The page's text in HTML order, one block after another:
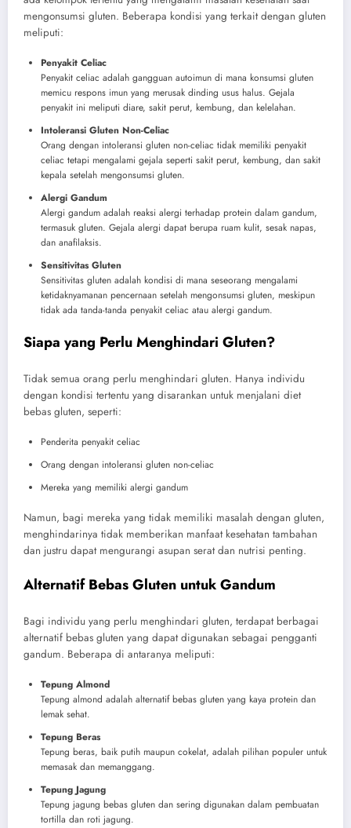
mengonsumsi gluten. Beberapa kondisi yang terkait dengan gluten
meliputi:
Penyakit Celiac
Penyakit celiac adalah gangguan autoimun di mana konsumsi gluten
memicu respons imun yang merusak dinding usus halus. Gejala
penyakit ini meliputi diare, sakit perut, kembung, dan kelelahan.
Intoleransi Gluten Non-Celiac
Orang dengan intoleransi gluten non-celiac tidak memiliki penyakit
celiac tetapi mengalami gejala seperti sakit perut, kembung, dan sakit
kepala setelah mengonsumsi gluten.
Alergi Gandum
Alergi gandum adalah reaksi alergi terhadap protein dalam gandum,
termasuk gluten. Gejala alergi dapat berupa ruam kulit, sesak napas,
dan anafilaksis.
Sensitivitas Gluten
Sensitivitas gluten adalah kondisi di mana seseorang mengalami
ketidaknyamanan pencernaan setelah mengonsumsi gluten, meskipun
tidak ada tanda-tanda penyakit celiac atau alergi gandum.
Siapa yang Perlu Menghindari Gluten?
Tidak semua orang perlu menghindari gluten. Hanya individu
dengan kondisi tertentu yang disarankan untuk menjalani diet
bebas gluten, seperti:
Penderita penyakit celiac
Orang dengan intoleransi gluten non-celiac
Mereka yang memiliki alergi gandum
Namun, bagi mereka yang tidak memiliki masalah dengan gluten,
menghindarinya tidak memberikan manfaat kesehatan tambahan
dan justru dapat mengurangi asupan serat dan nutrisi penting.
Alternatif Bebas Gluten untuk Gandum
Bagi individu yang perlu menghindari gluten, terdapat berbagai
alternatif bebas gluten yang dapat digunakan sebagai pengganti
gandum. Beberapa di antaranya meliputi:
Tepung Almond
Tepung almond adalah alternatif bebas gluten yang kaya protein dan
lemak sehat.
Tepung Beras
Tepung beras, baik putih maupun cokelat, adalah pilihan populer untuk
memasak dan memanggang.
Tepung Jagung
Tepung jagung bebas gluten dan sering digunakan dalam pembuatan
tortilla dan roti jagung.